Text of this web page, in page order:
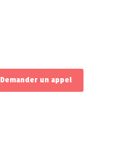
Demander un appel